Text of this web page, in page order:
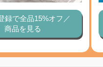
録で全品15%オフ／
商品を見る